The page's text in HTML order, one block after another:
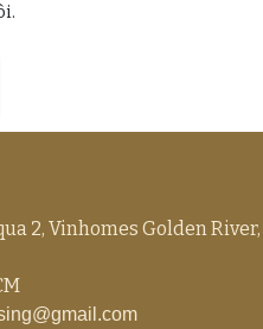
2, Vinhomes Golden River,